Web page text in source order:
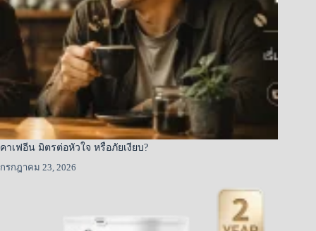
คาเฟอีน มิตรต่อหัวใจ หรือภัยเงียบ?
กรกฎาคม 23, 2026